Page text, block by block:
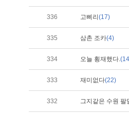
336 고삐리 (17)
335 삼촌 조카(4)
334 오늘 횡재했다.
333 재미없다(22)
332 그지같은 수원 팔